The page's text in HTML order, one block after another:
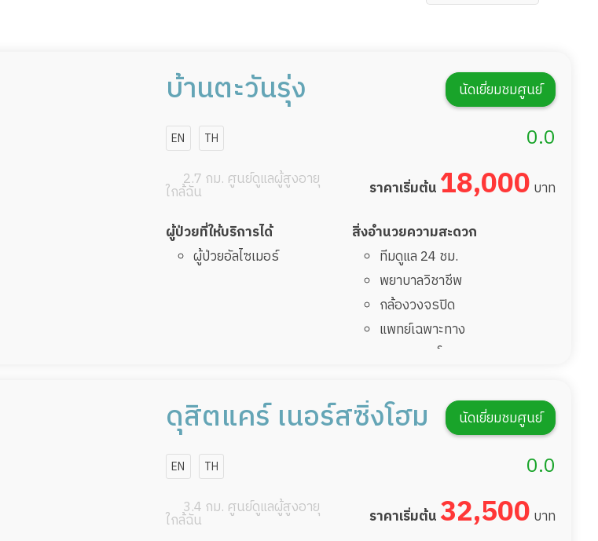
นัดเยี่ยมชมศูนย์
บ้านตะวันรุ่ง
EN TH 0.0
2.7 กม. ศูนย์ดูแลผู้สูงอายุ
ใกล้ฉัน ราคาเริ่มต้น 18,000 บาท
ผู้ป่วยที่ให้บริการได้
ผู้ป่วยอัลไซเมอร์
สิ่งอำนวยความสะดวก
ทีมดูแล 24 ชม.
พยาบาลวิชาชีพ
กล้องวงจรปิด
แพทย์เฉพาะทาง
อาหารตามโภชนาการ
กายภาพบำบัด
กิจกรรมนันทนาการนัดเยี่ยมชมศูนย์
ดุสิตแคร์ เนอร์สซิ่งโฮม
EN TH 0.0
3.4 กม. ศูนย์ดูแลผู้สูงอายุ
ใกล้ฉัน ราคาเริ่มต้น 32,500 บาท